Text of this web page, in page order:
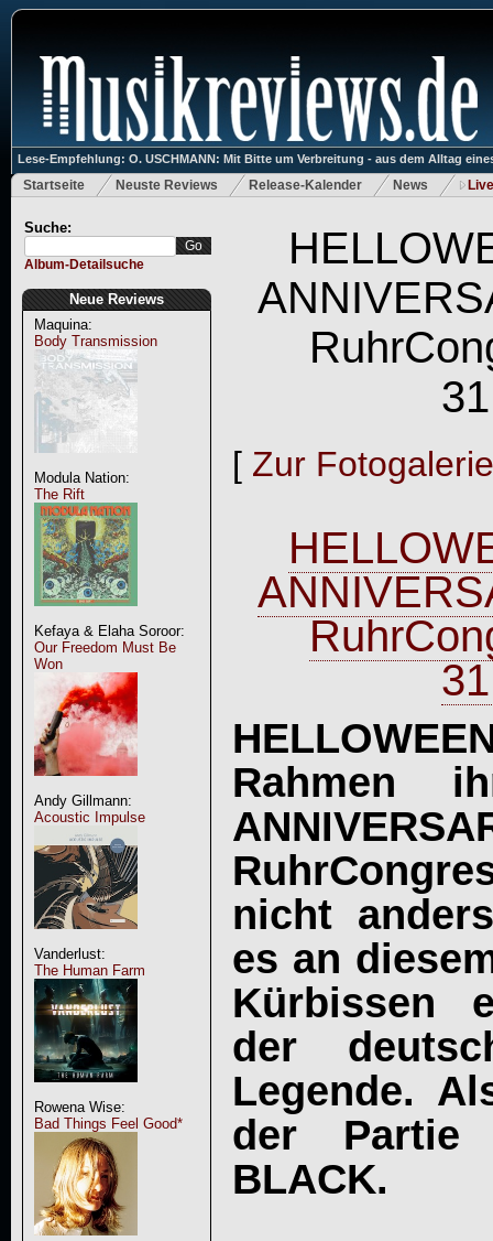
Lese-Empfehlung: O. USCHMANN: Mit Bitte um Verbreitung - aus dem Alltag
Startseite Neuste Reviews Release-Kalender News Live
Suche:
Album-Detailsuche
Neue Reviews
Maquina:
Body Transmission
Modula Nation:
The Rift
Kefaya & Elaha Soroor:
Our Freedom Must Be
Won
Andy Gillmann:
Acoustic Impulse
Vanderlust:
The Human Farm
Rowena Wise:
Bad Things Feel Good*
[ Zur Fotogalerie
Rahmen
nicht
es an
Kürbissen
der
Legende.
der Partie
BLACK.